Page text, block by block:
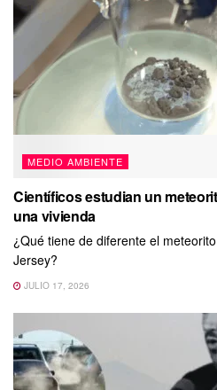
MEDIO AMBIENTE
Científicos estudian un
una vivienda
¿Qué tiene de diferente el
Jersey?
JULIO 17, 2026